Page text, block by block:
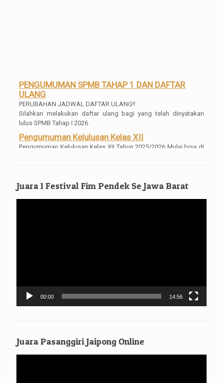
PENGUMUMAN SPMB TAHAP 1 DAN DAFTAR
ULANG
PERUBAHAN JADWAL DAFTAR ULANG!!
Silahkan melakukan daftar ulang bagi yang telah dinyatakan
lulus SPMB Tahap I 2026
Pengumuman Kelulusan Kelas XII
Pengumuman Kelulusan Kelas XII Tahun 2025/2026 Mulai bisa di
Bagi para alumni, silahkan untuk mengambil ijazahnya, gratis
Juara 1 Festival Fim Pendek Se Jawa Barat
00:00 14:56
Juara Pasanggiri Jaipong Online